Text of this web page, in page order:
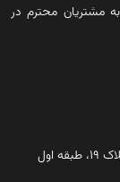
محترم در
اول